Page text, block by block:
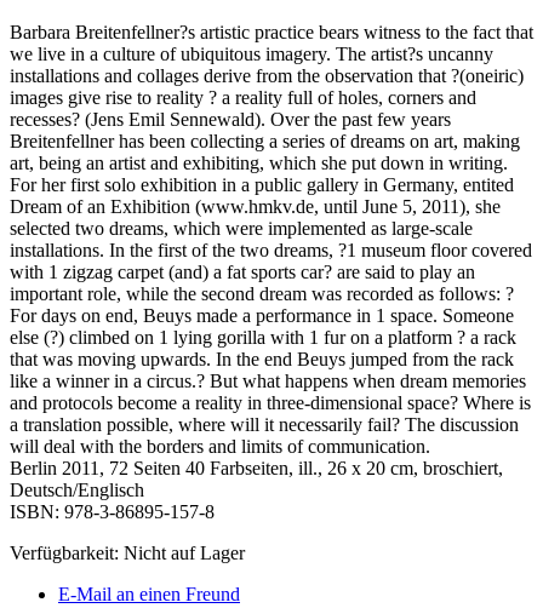
Barbara Breitenfellner?s artistic practice bears witness to the fact that
we live in a culture of ubiquitous imagery. The artist?s uncanny
installations and collages derive from the observation that ?(oneiric)
images give rise to reality ? a reality full of holes, corners and
recesses? (Jens Emil Sennewald). Over the past few years
Breitenfellner has been collecting a series of dreams on art, making
art, being an artist and exhibiting, which she put down in writing.
For her first solo exhibition in a public gallery in Germany, entited
Dream of an Exhibition (www.hmkv.de, until June 5, 2011), she
selected two dreams, which were implemented as large-scale
installations. In the first of the two dreams, ?1 museum floor covered
with 1 zigzag carpet (and) a fat sports car? are said to play an
important role, while the second dream was recorded as follows: ?
For days on end, Beuys made a performance in 1 space. Someone
else (?) climbed on 1 lying gorilla with 1 fur on a platform ? a rack
that was moving upwards. In the end Beuys jumped from the rack
like a winner in a circus.? But what happens when dream memories
and protocols become a reality in three-dimensional space? Where is
a translation possible, where will it necessarily fail? The discussion
will deal with the borders and limits of communication.
Berlin 2011, 72 Seiten 40 Farbseiten, ill., 26 x 20 cm, broschiert,
Deutsch/Englisch
ISBN: 978-3-86895-157-8
Verfügbarkeit: Nicht auf Lager
E-Mail an einen Freund